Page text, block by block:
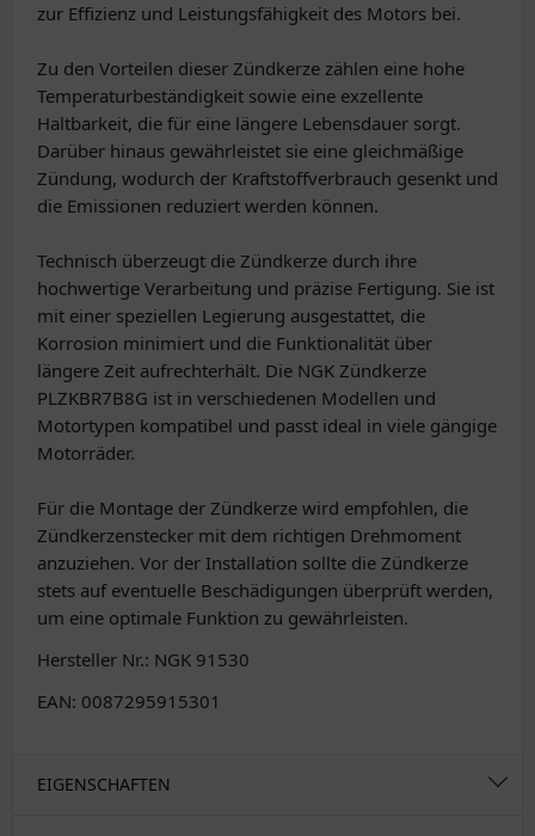
zur Effizienz und Leistungsfähigkeit des Motors bei.
Zu den Vorteilen dieser Zündkerze zählen eine hohe
Temperaturbeständigkeit sowie eine exzellente
Haltbarkeit, die für eine längere Lebensdauer sorgt.
Darüber hinaus gewährleistet sie eine gleichmäßige
Zündung, wodurch der Kraftstoffverbrauch gesenkt und
die Emissionen reduziert werden können.
Technisch überzeugt die Zündkerze durch ihre
hochwertige Verarbeitung und präzise Fertigung. Sie ist
mit einer speziellen Legierung ausgestattet, die
Korrosion minimiert und die Funktionalität über
längere Zeit aufrechterhält. Die NGK Zündkerze
PLZKBR7B8G ist in verschiedenen Modellen und
Motortypen kompatibel und passt ideal in viele gängige
Motorräder.
Für die Montage der Zündkerze wird empfohlen, die
Zündkerzenstecker mit dem richtigen Drehmoment
anzuziehen. Vor der Installation sollte die Zündkerze
stets auf eventuelle Beschädigungen überprüft werden,
um eine optimale Funktion zu gewährleisten.
Hersteller Nr.: NGK 91530
EAN: 0087295915301
EIGENSCHAFTEN